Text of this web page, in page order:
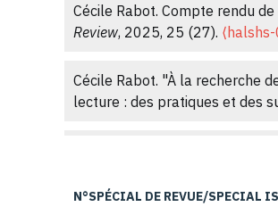
Cécile Rabot. Compte rendu
Review, 2025, 25 (27).
Cécile Rabot. "À la recherche
lecture : des pratiques et des
Cécile Rabot. En mettant des
N°SPÉCIAL DE REVUE/SPECIAL